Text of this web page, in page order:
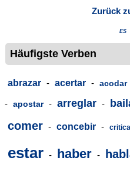
Zurück
ES
Häufigste Verben
abrazar - acertar - acodar
- apostar - arreglar -
comer - concebir -
estar - haber -